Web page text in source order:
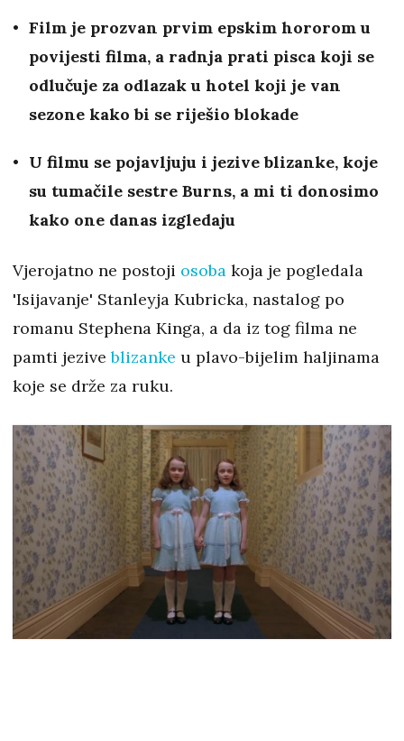
Film je prozvan prvim epskim hororom u
povijesti filma, a radnja prati pisca koji se
odlučuje za odlazak u hotel koji je van
sezone kako bi se riješio blokade
U filmu se pojavljuju i jezive blizanke, koje
su tumačile sestre Burns, a mi ti donosimo
kako one danas izgledaju
Vjerojatno ne postoji osoba koja je pogledala
'Isijavanje' Stanleyja Kubricka, nastalog po
romanu Stephena Kinga, a da iz tog filma ne
pamti jeziveblizanke u plavo-bijelim haljinama
koje se drže za ruku.